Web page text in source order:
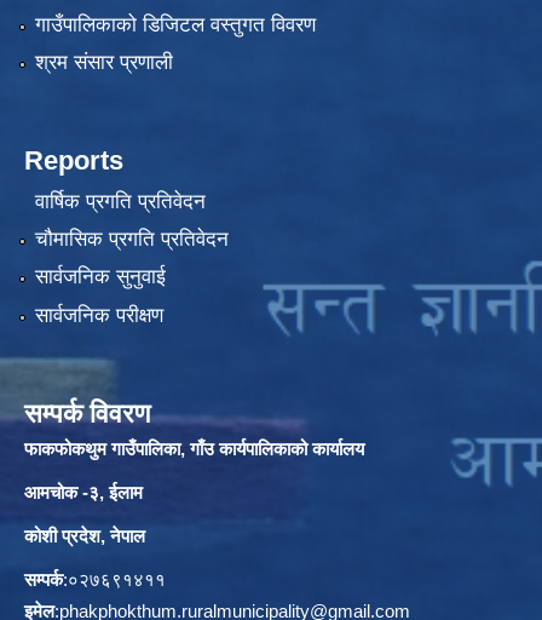
गाउँपालिकाको डिजिटल वस्तुगत विवरण
श्रम संसार प्रणाली
Reports
वार्षिक प्रगति प्रतिवेदन
चौमासिक प्रगति प्रतिवेदन
सार्वजनिक सुनुवाई
सार्वजनिक परीक्षण
सम्पर्क विवरण
फाकफोकथुम गाउँपालिका, गाँउ कार्यपालिकाको कार्यालय
आमचोक -३, ईलाम
कोशी प्रदेश, नेपाल
सम्पर्क:०२७६९१४११
इमेल:phakphokthum.ruralmunicipality@gmail.com